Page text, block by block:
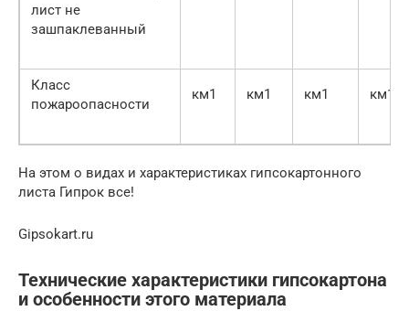
лист не
зашпаклеванный
Класс
пожароопасности
км1 км1 км1 км1
На этом о видах и характеристиках гипсокартонного
листа Гипрок все!
Gipsokart.ru
Технические характеристики гипсокартона
и особенности этого материала